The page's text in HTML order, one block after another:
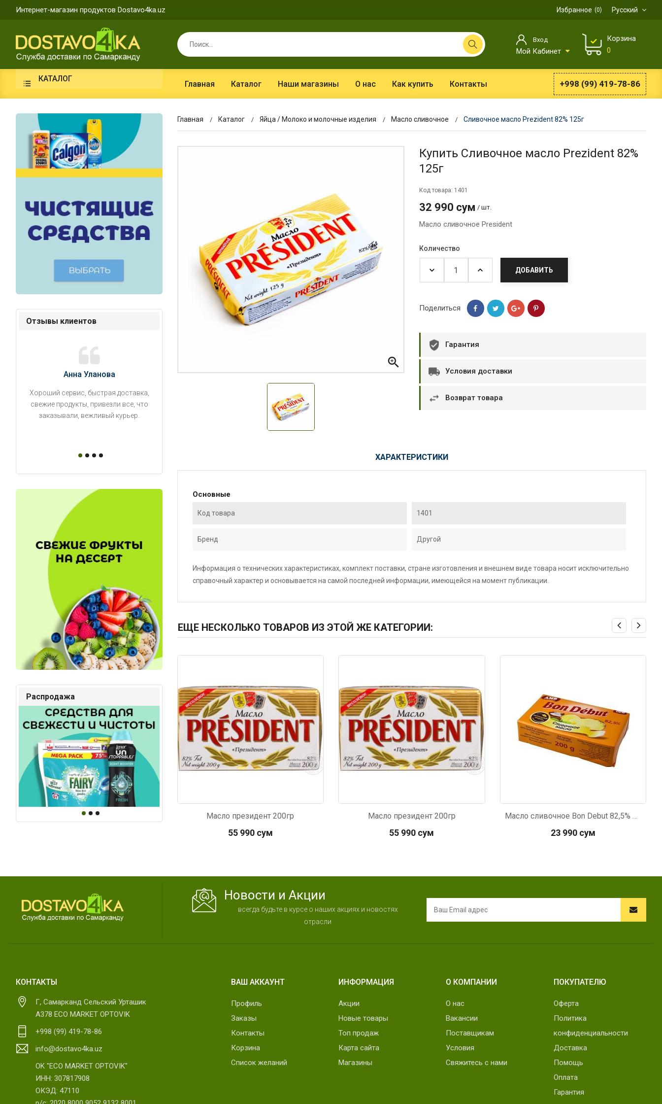
Интернет-магазин продуктов Dostavo4ka.uz Русский
Избранное 0
Вход
Мой Кабинет
Корзина
0
КАТАЛОГ
Главная Каталог Наши магазины О нас Как купить Контакты +998 (99) 419-78-86
Отзывы клиентов
Анна Уланова
Хороший сервис, быстрая доставка,
свежие продукты, привезли все, что
заказывали, вежливый курьер.
Александр П. Ольга Кузяева
Лежу в больнице, сделала заказ, все
привезли раньше назначенного
времени. Курьер Анвар, спасибо ему!
Тимур B.Д.
Оформляют заказ и доставляют
Распродажа
Главная Каталог Яйца / Молоко и молочные изделия Масло сливочное Cливочное масло Prezident 82% 125г

Купить Cливочное масло Prezident 82%
125г
Код товара: 1401
32 990 сум / шт.
Масло сливочное President
Количество
ДОБАВИТЬ
Поделиться
Гарантия
Условия доставки
Возврат товара
ХАРАКТЕРИСТИКИ
Основные
Код товара 1401
Бренд Другой
Информация о технических характеристиках, комплект поставки, стране изготовления и внешнем виде товара носит исключительно
справочный характер и основывается на самой последней информации, имеющейся на момент публикации.
ЕЩЕ НЕСКОЛЬКО ТОВАРОВ ИЗ ЭТОЙ ЖЕ КАТЕГОРИИ:
Код: 6470
Масло президент 200гр
55 990 сум
Масло президент 200гр
55 990 сум
Масло сливочное Bon Debut 82,5% 200г
23 990 сум
Новости и Акции
всегда будьте в курсе о наших акциях и новостях
отрасли
КОНТАКТЫ
Г, Самарканд Сельский Урташик
А378 ECO MARKET OPTOVIK
+998 (99) 419-78-86
info@dostavo4ka.uz
OK "ECO MARKET OPTOVIK"
ИНН: 307817908
ОКЭД: 47110
ВАШ АККАУНТ
Профиль
Заказы
Контакты
Корзина
Список желаний
ИНФОРМАЦИЯ
Акции
Новые товары
Топ продаж
Карта сайта
Магазины
О КОМПАНИИ
О нас
Вакансии
Поставщикам
Условия
Свяжитесь с нами
ПОКУПАТЕЛЮ
Оферта
Политика
конфиденциальности
Доставка
Помощь
Оплата
Гарантия